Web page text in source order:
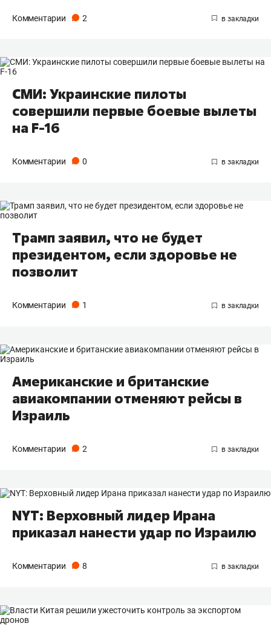
Комментарии 2
СМИ: Украинские пилоты
совершили первые боевые вылеты
на F-16
Комментарии 0
Трамп заявил, что не будет
президентом, если здоровье не
позволит
Комментарии 1
Американские и британские
авиакомпании отменяют рейсы в
Израиль
Комментарии 2
NYT: Верховный лидер Ирана
приказал нанести удар по Израилю
Комментарии 8